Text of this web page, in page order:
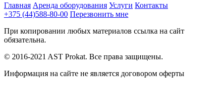
Главная Аренда оборудования Услуги Контакты
+375 (44)588-80-00 Перезвонить мне
При копировании любых материалов ссылка на сайт
обязательна.
© 2016-2021 AST Prokat. Все права защищены.
Информация на сайте не является договором оферты